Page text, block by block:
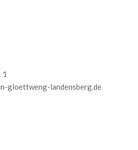
gloettweng-landensberg.de